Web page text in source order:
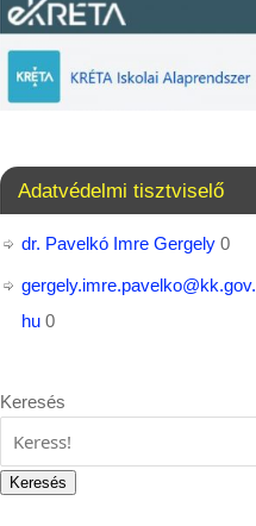
Adatvédelmi tisztviselő
dr. Pavelkó Imre Gergely 0
gergely.imre.pavelko@kk.gov.
hu 0
Keresés
Keresés